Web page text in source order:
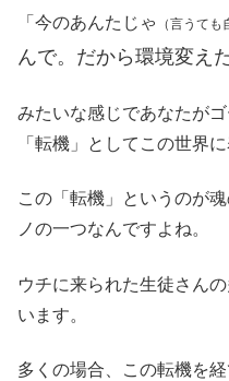
「今のあんたじゃ （言うても
んで。だから環境変え
みたいな感じであなたが
「転機」としてこの世界
この「転機」というのが
ノの一つなんですよね。
ウチに来られた生徒さん
います。
多くの場合、この転機を